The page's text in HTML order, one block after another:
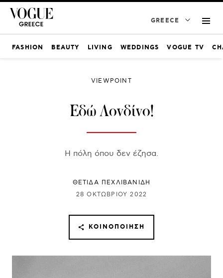
GREECE
FASHION BEAUTY LIVING WEDDINGS VOGUE TV
VIEWPOINT
Εδώ Λονδίνο!
Η πόλη όπου δεν έζησα.
ΘΈΤΙΔΑ ΠΕΧΛΙΒΑΝΊΔΗ
28 ΟΚΤΩΒΡΊΟΥ 2022
ΚΟΙΝΟΠΟΊΗΣΗ